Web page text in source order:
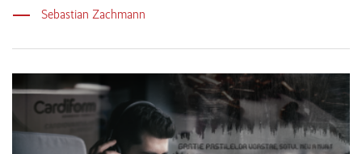
Sebastian Zachmann